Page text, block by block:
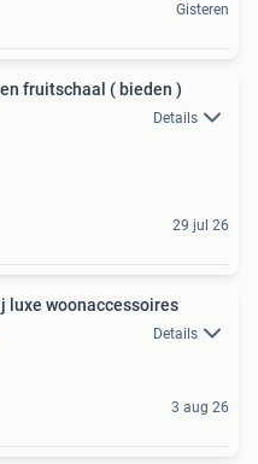
Gisteren
fruitschaal ( bieden )
Details
29 jul 26
luxe woonaccessoires
Details
3 aug 26